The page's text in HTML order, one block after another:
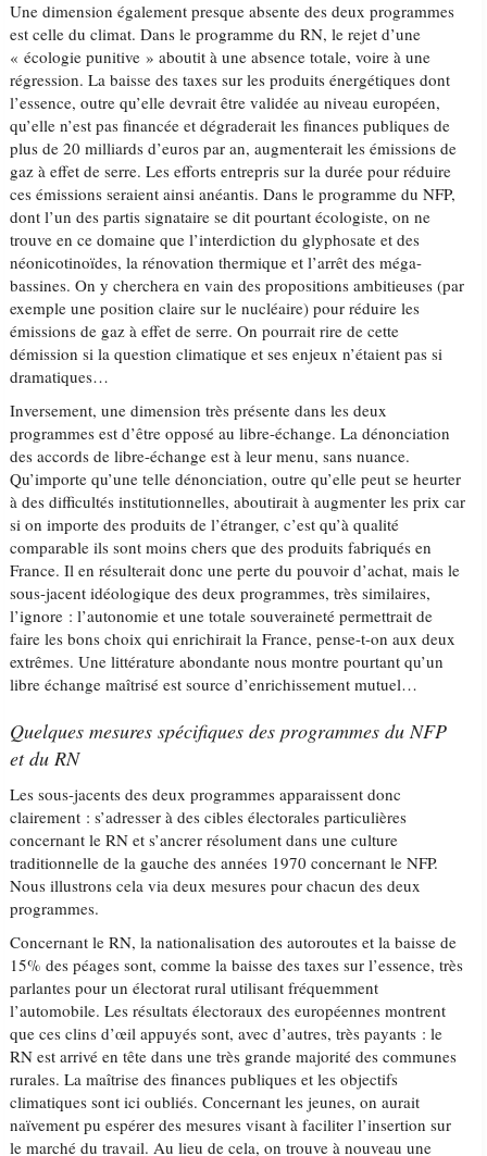
Une dimension également presque absente des deux programmes
est celle du climat. Dans le programme du RN, le rejet d’une
« écologie punitive » aboutit à une absence totale, voire à une
régression. La baisse des taxes sur les produits énergétiques dont
l’essence, outre qu’elle devrait être validée au niveau européen,
qu’elle n’est pas financée et dégraderait les finances publiques de
plus de 20 milliards d’euros par an, augmenterait les émissions de
gaz à effet de serre. Les efforts entrepris sur la durée pour réduire
ces émissions seraient ainsi anéantis. Dans le programme du NFP,
dont l’un des partis signataire se dit pourtant écologiste, on ne
trouve en ce domaine que l’interdiction du glyphosate et des
néonicotinoïdes, la rénovation thermique et l’arrêt des méga-
bassines. On y cherchera en vain des propositions ambitieuses (par
exemple une position claire sur le nucléaire) pour réduire les
émissions de gaz à effet de serre. On pourrait rire de cette
démission si la question climatique et ses enjeux n’étaient pas si
dramatiques…
Inversement, une dimension très présente dans les deux
programmes est d’être opposé au libre-échange. La dénonciation
des accords de libre-échange est à leur menu, sans nuance.
Qu’importe qu’une telle dénonciation, outre qu’elle peut se heurter
à des difficultés institutionnelles, aboutirait à augmenter les prix car
si on importe des produits de l’étranger, c’est qu’à qualité
comparable ils sont moins chers que des produits fabriqués en
France. Il en résulterait donc une perte du pouvoir d’achat, mais le
sous-jacent idéologique des deux programmes, très similaires,
l’ignore : l’autonomie et une totale souveraineté permettrait de
faire les bons choix qui enrichirait la France, pense-t-on aux deux
extrêmes. Une littérature abondante nous montre pourtant qu’un
libre échange maîtrisé est source d’enrichissement mutuel…
Quelques mesures spécifiques des programmes du NFP
et du RN
Les sous-jacents des deux programmes apparaissent donc
clairement : s’adresser à des cibles électorales particulières
concernant le RN et s’ancrer résolument dans une culture
traditionnelle de la gauche des années 1970 concernant le NFP.
Nous illustrons cela via deux mesures pour chacun des deux
programmes.
Concernant le RN, la nationalisation des autoroutes et la baisse de
15% des péages sont, comme la baisse des taxes sur l’essence, très
parlantes pour un électorat rural utilisant fréquemment
l’automobile. Les résultats électoraux des européennes montrent
que ces clins d’œil appuyés sont, avec d’autres, très payants : le
RN est arrivé en tête dans une très grande majorité des communes
rurales. La maîtrise des finances publiques et les objectifs
climatiques sont ici oubliés. Concernant les jeunes, on aurait
naïvement pu espérer des mesures visant à faciliter l’insertion sur
le marché du travail. Au lieu de cela, on trouve à nouveau une